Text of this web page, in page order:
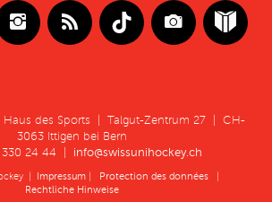
des Sports | Talgut-Zentrum 27 | CH-
3063 Ittigen bei Bern
330 24 44 | info@swissunihockey.ch
| Impressum Protection des données
Rechtliche Hinweise